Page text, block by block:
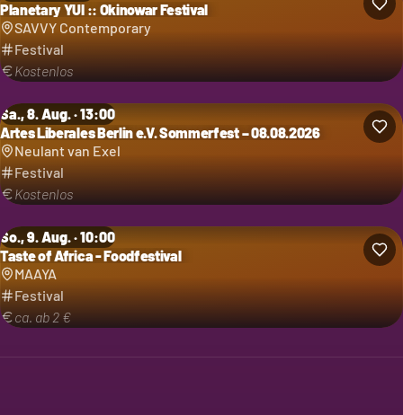
Planetary YUI :: Okinowar Festival
SAVVY Contemporary
Festival
Kostenlos
Kategorie: Festival
Sa., 8. Aug. · 13:00
Artes Liberales Berlin e.V. Sommerfest – 08.08.2026
Neulant van Exel
Festival
Kostenlos
Kategorie: Festival
So., 9. Aug. · 10:00
Taste of Africa - Foodfestival
MAAYA
Festival
ca. ab 2 €
Kategorie: Festival